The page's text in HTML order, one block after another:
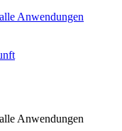
Anwendungen
Anwendungen